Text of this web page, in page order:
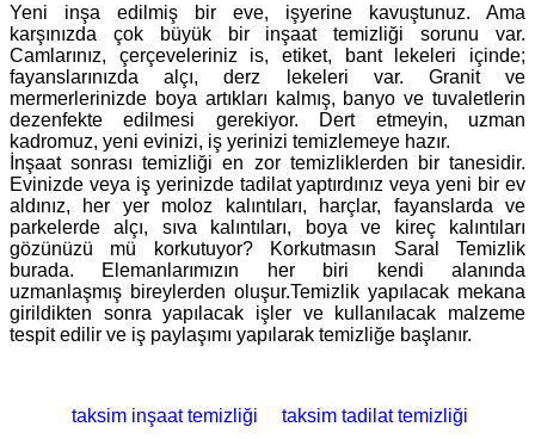
Yeni inşa edilmiş bir eve, işyerine kavuştunuz. Ama
karşınızda çok büyük bir inşaat temizliği sorunu var.
Camlarınız, çerçeveleriniz is, etiket, bant lekeleri içinde;
fayanslarınızda alçı, derz lekeleri var. Granit ve
mermerlerinizde boya artıkları kalmış, banyo ve tuvaletlerin
dezenfekte edilmesi gerekiyor. Dert etmeyin, uzman
kadromuz, yeni evinizi, iş yerinizi temizlemeye hazır.
İnşaat sonrası temizliği en zor temizliklerden bir tanesidir.
Evinizde veya iş yerinizde tadilat yaptırdınız veya yeni bir ev
aldınız, her yer moloz kalıntıları, harçlar, fayanslarda ve
parkelerde alçı, sıva kalıntıları, boya ve kireç kalıntıları
gözünüzü mü korkutuyor? Korkutmasın Saral Temizlik
burada. Elemanlarımızın her biri kendi alanında
uzmanlaşmış bireylerden oluşur.Temizlik yapılacak mekana
girildikten sonra yapılacak işler ve kullanılacak malzeme
tespit edilir ve iş paylaşımı yapılarak temizliğe başlanır.
taksim inşaat temizliği taksim tadilat temizliği